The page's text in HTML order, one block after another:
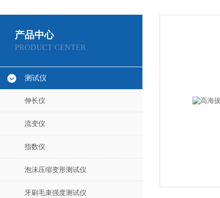
产品中心
PRODUCT CENTER
测试仪
伸长仪
流变仪
指数仪
泡沫压缩变形测试仪
牙刷毛束强度测试仪